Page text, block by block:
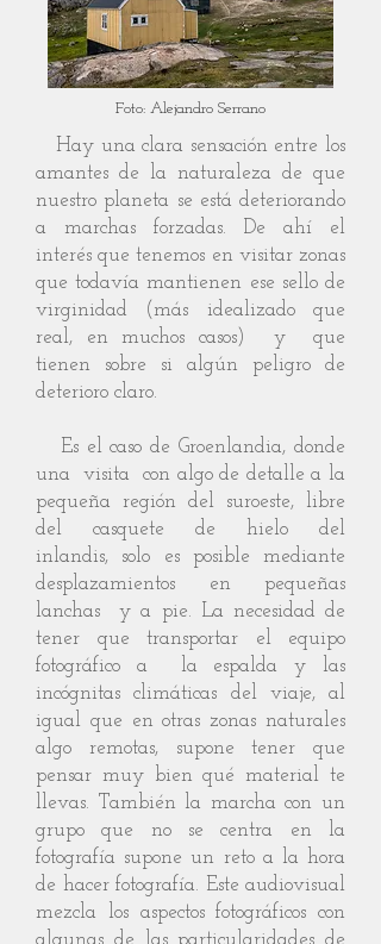
Foto: Alejandro Serrano
Hay una clara sensación entre los
amantes de la naturaleza de que
nuestro planeta se está deteriorando
a marchas forzadas. De ahí el
interés que tenemos en visitar zonas
que todavía mantienen ese sello de
virginidad (más idealizado que
real, en muchos casos) y que
tienen sobre si algún peligro de
deterioro claro.
Es el caso de Groenlandia, donde
una visita con algo de detalle a la
pequeña región del suroeste, libre
del casquete de hielo del
inlandis, solo es posible mediante
desplazamientos en pequeñas
lanchas y a pie. La necesidad de
tener que transportar el equipo
fotográfico a la espalda y las
incógnitas climáticas del viaje, al
igual que en otras zonas naturales
algo remotas, supone tener que
pensar muy bien qué material te
llevas. También la marcha con un
grupo que no se centra en la
fotografía supone un reto a la hora
de hacer fotografía. Este audiovisual
mezcla los aspectos fotográficos con
algunas de las particularidades de